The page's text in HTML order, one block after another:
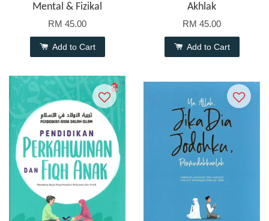
Mental & Fizikal
RM 45.00
Add to Cart
Akhlak
RM 45.00
Add to Cart